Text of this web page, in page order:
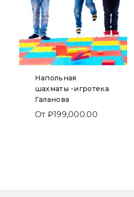
Напольная
шахматы -игротека
Галанова
От ₽199,000.00